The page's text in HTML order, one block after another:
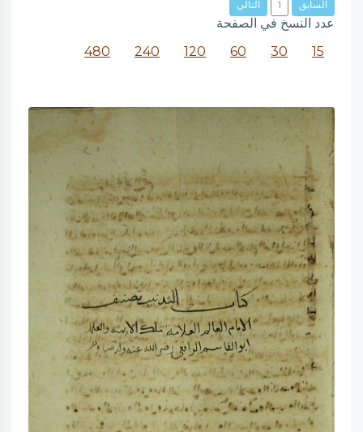
السابق 1 التالي
عدد النسخ في الصفحة
15
30
60
120
240
480